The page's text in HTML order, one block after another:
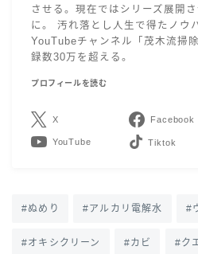
させる。現在ではシリーズ展開
に。 汚れ落とし人生で得たノウ
YouTubeチャンネル「茂木流掃
録数30万を超える。
プロフィールを読む
X Facebook
YouTube LINE
ぬめり アルカリ電解水
オキシクリーン カビ ク